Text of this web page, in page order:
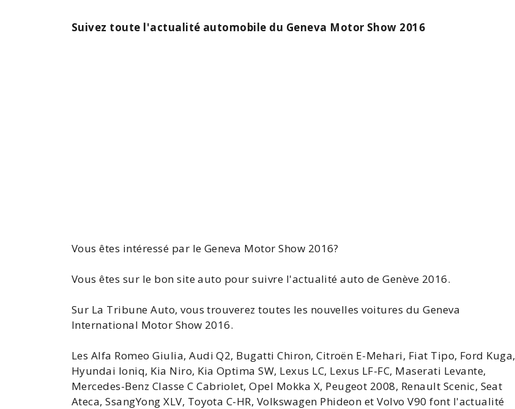
Suivez toute l'actualité automobile du Geneva Motor Show 2016
Vous êtes intéressé par le Geneva Motor Show 2016?
Vous êtes sur le bon site auto pour suivre l'actualité auto de Genève 2016.
Sur La Tribune Auto, vous trouverez toutes les nouvelles voitures duGeneva
International Motor Show 2016.
Les Alfa RomeoGiulia,Audi Q2, Bugatti Chiron, Citroën E-Mehari, Fiat Tipo, Ford Kuga,
Hyundai Ioniq, Kia Niro, Kia Optima SW, Lexus LC, Lexus LF-FC, Maserati Levante,
Mercedes-Benz Classe C Cabriolet,Opel Mokka X, Peugeot 2008, Renault Scenic, Seat
Ateca, SsangYong XLV, Toyota C-HR, Volkswagen Phideon et Volvo V90 font l'actualité